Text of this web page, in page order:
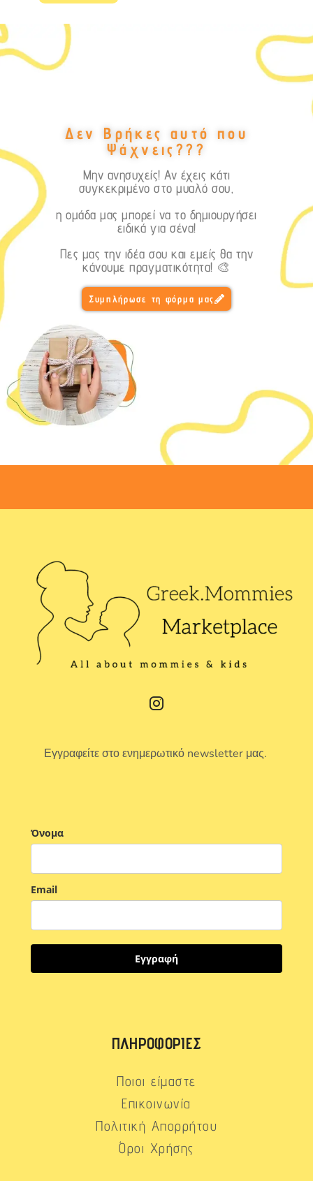
Δεν Βρήκες αυτό που
Ψάχνεις???
Μην ανησυχείς! Αν έχεις κάτι
συγκεκριμένο στο μυαλό σου,
η ομάδα μας μπορεί να το δημιουργήσει
ειδικά για σένα!
Πες μας την ιδέα σου και εμείς θα την
κάνουμε πραγματικότητα! 🎨
Συμπλήρωσε τη φόρμα μας
Εγγραφείτε στο ενημερωτικό newsletter μας.
Όνομα
Email
Εγγραφή
ΠΛΗΡΟΦΟΡΊΕΣ
Ποιοι είμαστε
Επικοινωνία
Πολιτική Απορρήτου
Όροι Χρήσης